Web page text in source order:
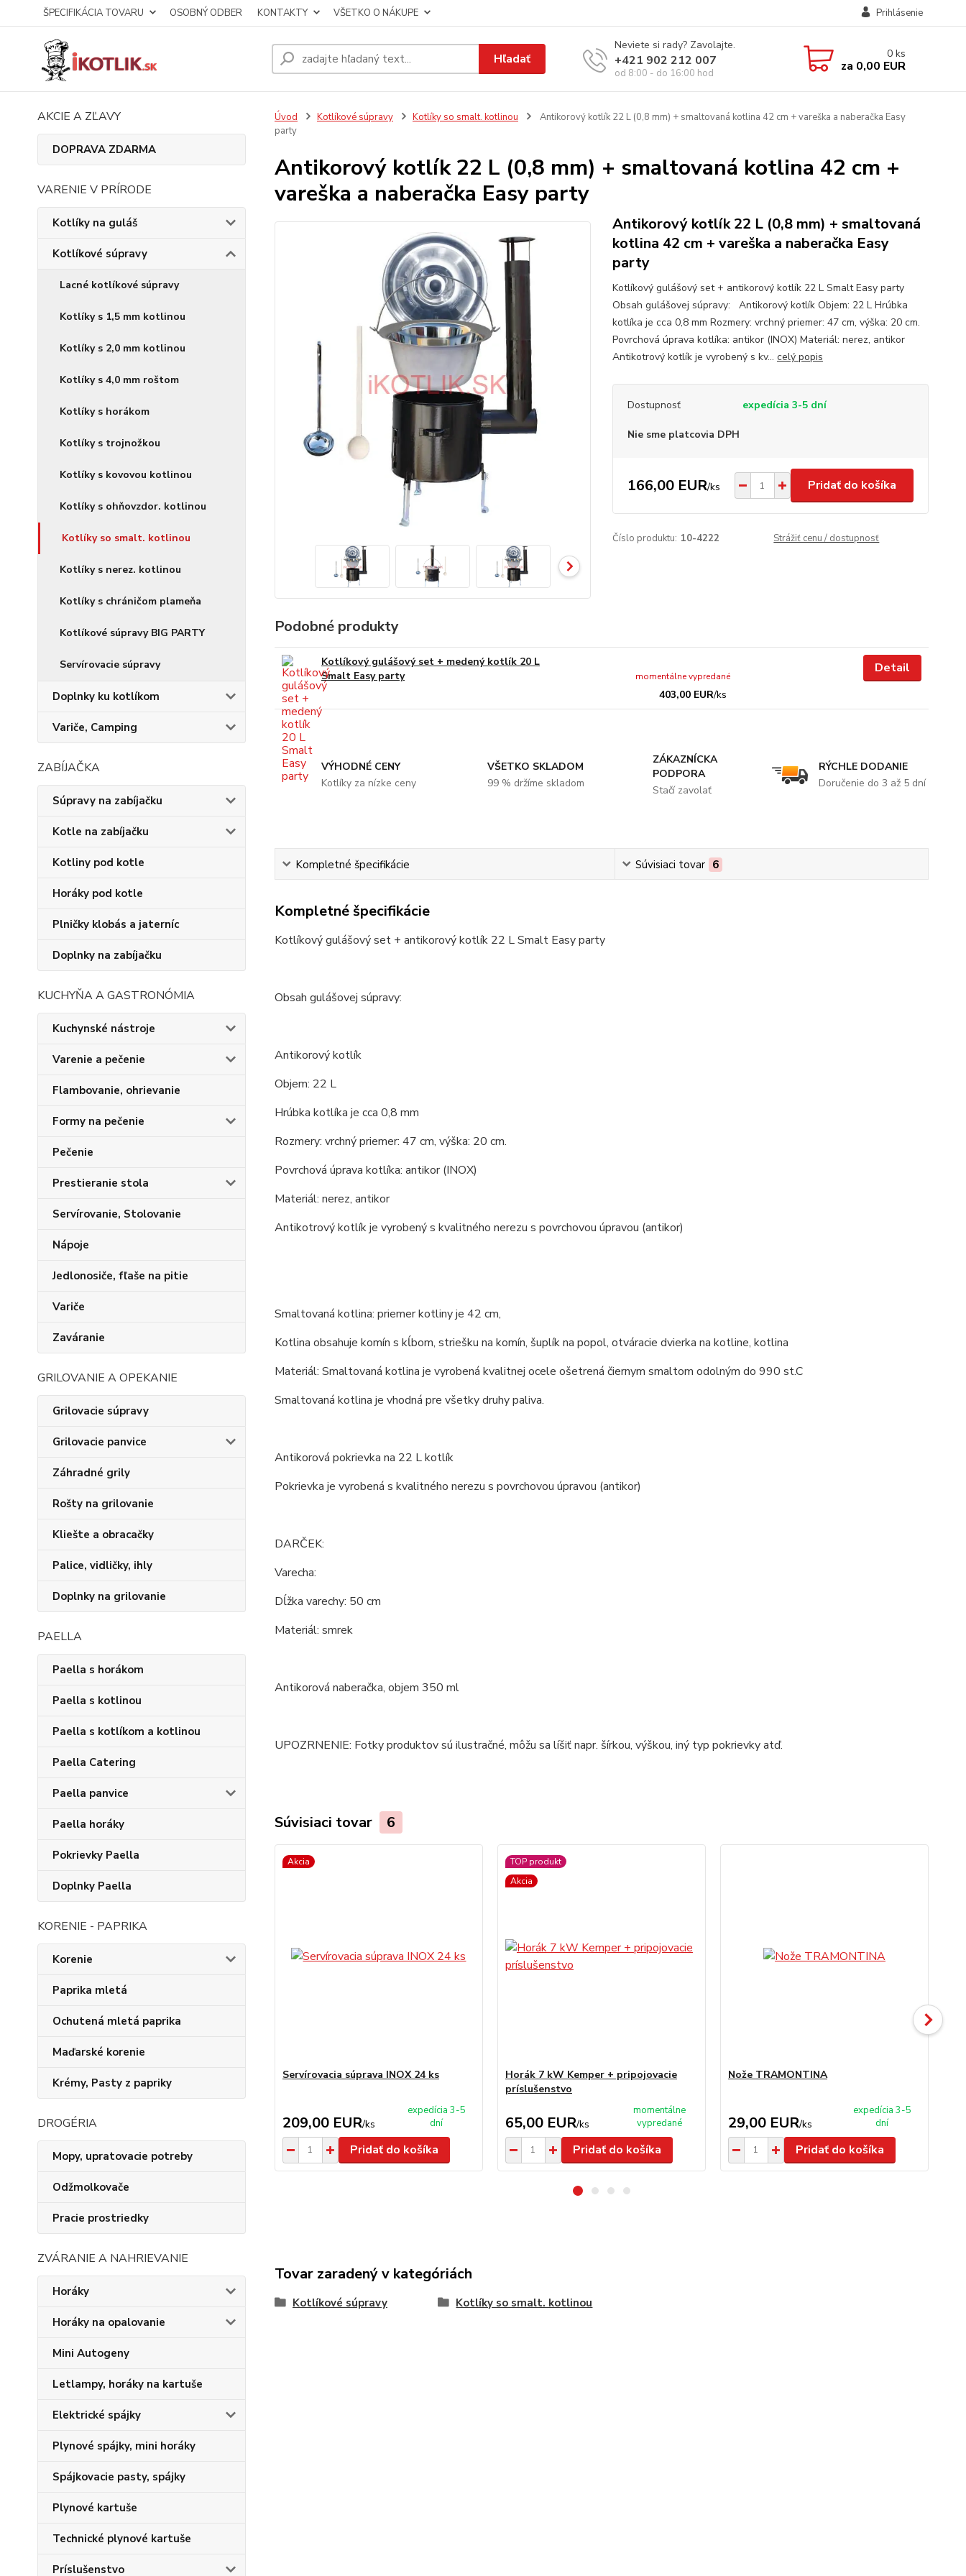
ŠPECIFIKÁCIA TOVARU OSOBNÝ ODBER KONTAKTY VŠETKO O NÁKUPE Prihlásenie
Hľadať
Neviete si rady? Zavolajte.
+421 902 212 007
od 8:00 - do 16:00 hod
0 ks
za 0,00 EUR
AKCIE A ZĽAVY
DOPRAVA ZDARMA
VARENIE V PRÍRODE
Kotlíky na guláš
Kotlíkové súpravy
Lacné kotlíkové súpravy
Kotlíky s 1,5 mm kotlinou
Kotlíky s 2,0 mm kotlinou
Kotlíky s 4,0 mm roštom
Kotlíky s horákom
Kotlíky s trojnožkou
Kotlíky s kovovou kotlinou
Kotlíky s ohňovzdor. kotlinou
Kotlíky so smalt. kotlinou
Kotlíky s nerez. kotlinou
Kotlíky s chráničom plameňa
Kotlíkové súpravy BIG PARTY
Servírovacie súpravy
Doplnky ku kotlíkom
Variče, Camping
ZABÍJAČKA
Súpravy na zabíjačku
Kotle na zabíjačku
Kotliny pod kotle
Horáky pod kotle
Plničky klobás a jaterníc
Doplnky na zabíjačku
KUCHYŇA A GASTRONÓMIA
Kuchynské nástroje
Varenie a pečenie
Flambovanie, ohrievanie
Formy na pečenie
Pečenie
Prestieranie stola
Servírovanie, Stolovanie
Nápoje
Jedlonosiče, fľaše na pitie
Variče
Zaváranie
GRILOVANIE A OPEKANIE
Grilovacie súpravy
Grilovacie panvice
Záhradné grily
Rošty na grilovanie
Kliešte a obracačky
Palice, vidličky, ihly
Doplnky na grilovanie
PAELLA
Paella s horákom
Paella s kotlinou
Paella s kotlíkom a kotlinou
Paella Catering
Paella panvice
Paella horáky
Pokrievky Paella
Doplnky Paella
KORENIE - PAPRIKA
Korenie
Paprika mletá
Ochutená mletá paprika
Maďarské korenie
Krémy, Pasty z papriky
DROGÉRIA
Mopy, upratovacie potreby
Odžmolkovače
Pracie prostriedky
ZVÁRANIE A NAHRIEVANIE
Horáky
Horáky na opalovanie
Mini Autogeny
Letlampy, horáky na kartuše
Elektrické spájky
Plynové spájky, mini horáky
Spájkovacie pasty, spájky
Plynové kartuše
Technické plynové kartuše
Príslušenstvo
Úvod Kotlíkové súpravy Kotlíky so smalt. kotlinou
Antikorový kotlík 22 L (0,8 mm) + smaltovaná kotlina 42 cm + vareška a naberačka Easy
party
Antikorový kotlík 22 L (0,8 mm) + smaltovaná kotlina 42 cm +
vareška a naberačka Easy party
Antikorový kotlík 22 L (0,8 mm) + smaltovaná
kotlina 42 cm + vareška a naberačka Easy
party
Kotlíkový gulášový set + antikorový kotlík 22 L Smalt Easy party
Obsah gulášovej súpravy: Antikorový kotlík Objem: 22 L Hrúbka
kotlíka je cca 0,8 mm Rozmery: vrchný priemer: 47 cm, výška: 20 cm.
Povrchová úprava kotlíka: antikor (INOX) Materiál: nerez, antikor
Antikotrový kotlík je vyrobený s kv... celý popis
Dostupnosť expedícia 3-5 dní
Nie sme platcovia DPH
166,00 EUR/ks Pridať do košíka
Číslo produktu: 10-4222 Strážiť cenu / dostupnosť
Podobné produkty
Kotlíkový gulášový set + medený kotlík 20 L
Smalt Easy party
403,00 EUR/ks
momentálne vypredané
Detail
VÝHODNÉ CENY
Kotlíky za nízke ceny
VŠETKO SKLADOM
99 % držíme skladom
ZÁKAZNÍCKA
PODPORA
Stačí zavolať
RÝCHLE DODANIE
Doručenie do 3 až 5 dní
Kompletné špecifikácie Súvisiaci tovar 6
Kompletné špecifikácie
Kotlíkový gulášový set + antikorový kotlík 22 L Smalt Easy party
Obsah gulášovej súpravy:
Antikorový kotlík
Objem: 22 L
Hrúbka kotlíka je cca 0,8 mm
Rozmery: vrchný priemer: 47 cm, výška: 20 cm.
Povrchová úprava kotlíka: antikor (INOX)
Materiál: nerez, antikor
Antikotrový kotlík je vyrobený s kvalitného nerezu s povrchovou úpravou (antikor)
Smaltovaná kotlina: priemer kotliny je 42 cm,
Kotlina obsahuje komín s kĺbom, striešku na komín, šuplík na popol, otváracie dvierka na kotline, kotlina
Materiál: Smaltovaná kotlina je vyrobená kvalitnej ocele ošetrená čiernym smaltom odolným do 990 st.C
Smaltovaná kotlina je vhodná pre všetky druhy paliva.
Antikorová pokrievka na 22 L kotlík
Pokrievka je vyrobená s kvalitného nerezu s povrchovou úpravou (antikor)
DARČEK:
Varecha:
Dĺžka varechy: 50 cm
Materiál: smrek
Antikorová naberačka, objem 350 ml
UPOZRNENIE: Fotky produktov sú ilustračné, môžu sa líšiť napr. šírkou, výškou, iný typ pokrievky atď.
Súvisiaci tovar 6
Akcia
Servírovacia súprava INOX 24 ks
209,00 EUR/ks
expedícia 3-5
dní
Pridať do košíka
TOP produkt
Akcia
Horák 7 kW Kemper + pripojovacie
príslušenstvo
65,00 EUR/ks
momentálne
vypredané
Pridať do košíka
Nože TRAMONTINA
29,00 EUR/ks
expedícia 3-5
dní
Pridať do košíka
Tovar zaradený v kategóriách
Kotlíkové súpravy Kotlíky so smalt. kotlinou